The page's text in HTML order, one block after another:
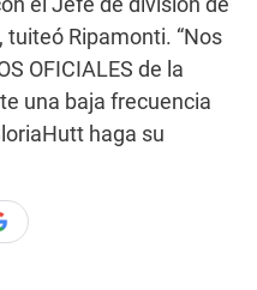
Ripamonti. “Nos
OFICIALES de la
una baja frecuencia
haga su